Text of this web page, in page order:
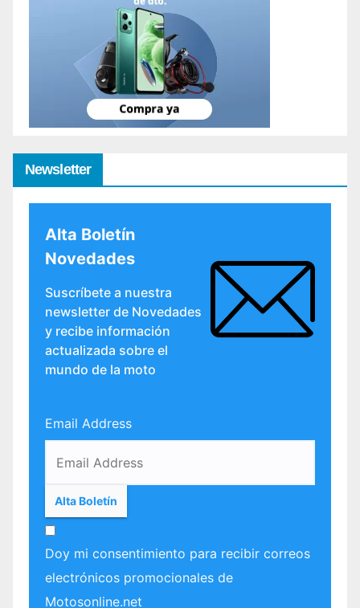
Newsletter
Alta Boletín
Novedades
Suscríbete a nuestra
newsletter de Novedades
y recibe información
actualizada sobre el
mundo de la moto
Email Address
Doy mi consentimiento para recibir correos
electrónicos promocionales de
Motosonline.net